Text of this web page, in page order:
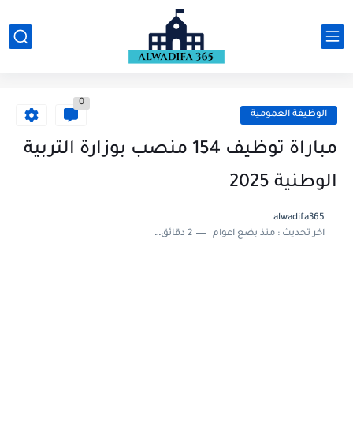
الوظيفة العمومية
0
مباراة توظيف 154 منصب بوزارة التربية
الوطنية 2025
alwadifa365
اخر تحديث :منذ بضع اعوام 2 دقائق للقراءة